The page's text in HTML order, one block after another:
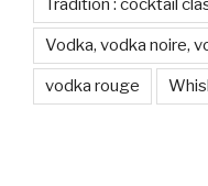
Tradition : cocktail
Vodka, vodka noire,
vodka rouge